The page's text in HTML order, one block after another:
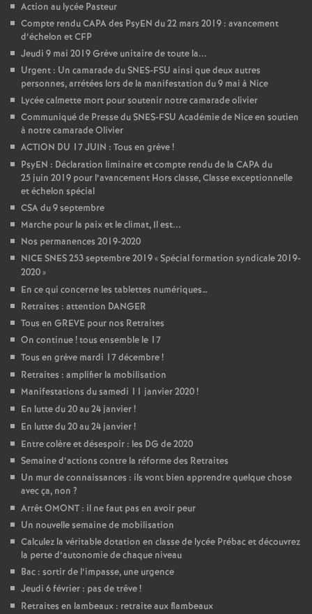
Action au lycée Pasteur
Compte rendu CAPA des PsyEN du 22 mars 2019 : avancement
d’échelon et CFP
Jeudi 9 mai 2019 Grève unitaire de toute la...
Urgent : Un camarade du SNES-FSU ainsi que deux autres
personnes, arrétées lors de la manifestation du 9 mai à Nice
Lycée calmette mort pour soutenir notre camarade olivier
Communiqué de Presse du SNES-FSU Académie de Nice en soutien
à notre camarade Olivier
ACTION DU 17 JUIN : Tous en grève!
PsyEN : Déclaration liminaire et compte rendu de la CAPA du
25 juin 2019 pour l’avancement Hors classe, Classe exceptionnelle
et échelon spécial
CSA du 9 septembre
Marche pour la paix et le climat, Il est...
Nos permanences 2019-2020
NICE SNES 253 septembre 2019 «Spécial formation syndicale 2019-
2020»
En ce qui concerne les tablettes numériques…
Retraites : attention DANGER
Tous en GREVE pour nos Retraites
On continue! tous ensemble le 17
Tous en grève mardi 17 décembre!
Retraites : amplifier la mobilisation
Manifestations du samedi 11 janvier 2020!
En lutte du 20 au 24 janvier!
En lutte du 20 au 24 janvier!
Entre colère et désespoir : les DG de 2020
Semaine d’actions contre la réforme des Retraites
Un mur de connaissances : ils vont bien apprendre quelque chose
avec ça, non ?
Arrêt OMONT : il ne faut pas en avoir peur
Un nouvelle semaine de mobilisation
Calculez la véritable dotation en classe de lycée Prébac et découvrez
la perte d’autonomie de chaque niveau
Bac : sortir de l’impasse, une urgence
Jeudi 6 février : pas de trêve!
Retraites en lambeaux : retraite aux flambeaux